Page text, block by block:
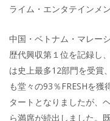
ライム・エンタテインメン
中国・ベトナム・マレー
歴代興収第１位を記録し
は史上最多12部門を受
も堂々の93％FRESHを
タートとなりましたが、
ら満席が続出しました。